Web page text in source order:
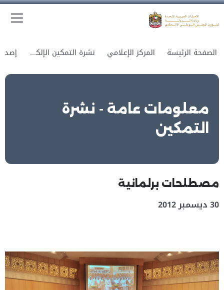
الصفحة الرئيسة المركز الإعلامي نشرة التمكين الإلكترونية
معلومات عامة - نشرة
التمكين
مصطلحات برلمانية
30 ديسمبر 2012